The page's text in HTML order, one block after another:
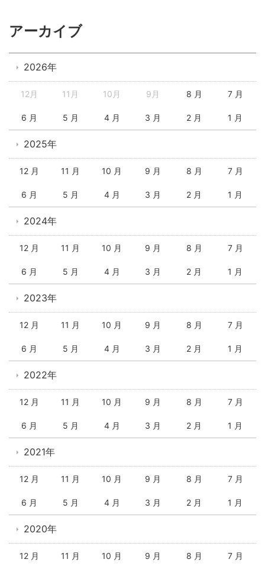
アーカイブ
2026年
12月 11月 10月 9月 8 月 7 月
6 月 5 月 4 月 3 月 2 月 1 月
2025年
12 月 11 月 10 月 9 月 8 月 7 月
6 月 5 月 4 月 3 月 2 月 1 月
2024年
12 月 11 月 10 月 9 月 8 月 7 月
6 月 5 月 4 月 3 月 2 月 1 月
2023年
12 月 11 月 10 月 9 月 8 月 7 月
6 月 5 月 4 月 3 月 2 月 1 月
2022年
12 月 11 月 10 月 9 月 8 月 7 月
6 月 5 月 4 月 3 月 2 月 1 月
2021年
12 月 11 月 10 月 9 月 8 月 7 月
6 月 5 月 4 月 3 月 2 月 1 月
2020年
12 月 11 月 10 月 9 月 8 月 7 月